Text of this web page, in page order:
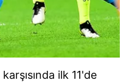
ilk 11'de